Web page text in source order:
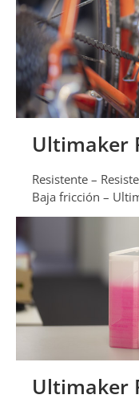
Ultimaker
Resistente –
Baja fricción –
Ultimaker